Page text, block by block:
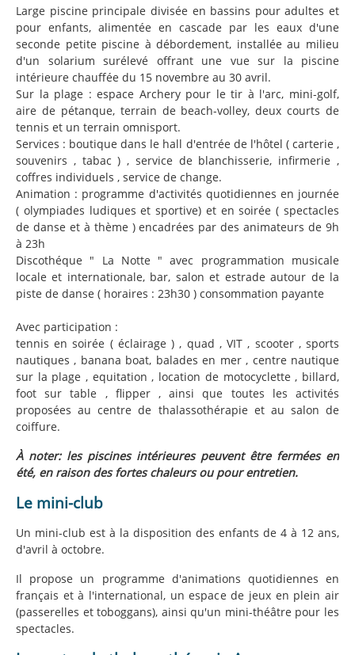
Large piscine principale divisée en bassins pour adultes et
pour enfants, alimentée en cascade par les eaux d'une
seconde petite piscine à débordement, installée au milieu
d'un solarium surélevé offrant une vue sur la piscine
intérieure chauffée du 15 novembre au 30 avril.
Sur la plage : espace Archery pour le tir à l'arc, mini-golf,
aire de pétanque, terrain de beach-volley, deux courts de
tennis et un terrain omnisport.
Services : boutique dans le hall d'entrée de l'hôtel ( carterie ,
souvenirs , tabac ) , service de blanchisserie, infirmerie ,
coffres individuels , service de change.
Animation : programme d'activités quotidiennes en journée
( olympiades ludiques et sportive) et en soirée ( spectacles
de danse et à thème ) encadrées par des animateurs de 9h
à 23h
Discothéque " La Notte " avec programmation musicale
locale et internationale, bar, salon et estrade autour de la
piste de danse ( horaires : 23h30 ) consommation payante
Avec participation :
tennis en soirée ( éclairage ) , quad , VIT , scooter , sports
nautiques , banana boat, balades en mer , centre nautique
sur la plage , equitation , location de motocyclette , billard,
foot sur table , flipper , ainsi que toutes les activités
proposées au centre de thalassothérapie et au salon de
coiffure.
À noter: les piscines intérieures peuvent être fermées en
été, en raison des fortes chaleurs ou pour entretien.
Le mini-club
Un mini-club est à la disposition des enfants de 4 à 12 ans,
d'avril à octobre.
Il propose un programme d'animations quotidiennes en
français et à l'international, un espace de jeux en plein air
(passerelles et toboggans), ainsi qu'un mini-théâtre pour les
spectacles.